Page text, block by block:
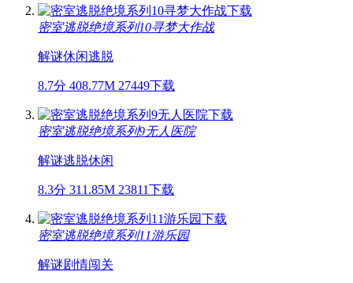
密室逃脱绝境系列10寻梦大作战
解谜休闲逃脱
8.7分 408.77M 27449下载
密室逃脱绝境系列9无人医院
解谜逃脱休闲
8.3分 311.85M 23811下载
密室逃脱绝境系列11游乐园
解谜剧情闯关